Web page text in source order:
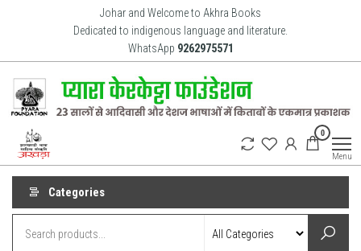
content
Johar and Welcome to Akhra Books
Dedicated to indigenous language and literature.
WhatsApp 9262975571
indigenous
culture,
language
and
literature
years.
0
Menu
Categories